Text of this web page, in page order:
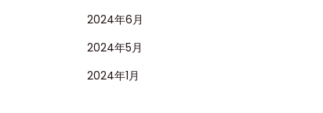
2024年6月
2024年5月
2024年1月